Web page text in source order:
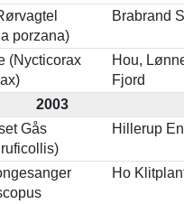
porzana)
Brabrand
(Nycticorax
Hou,
Fjord
2003
Gås
Hillerup
Ho